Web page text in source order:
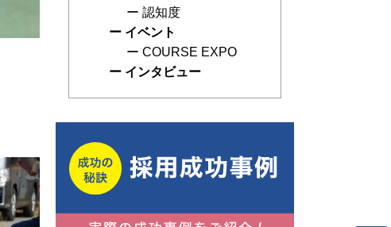
認知度
イベント
COURSE EXPO
インタビュー